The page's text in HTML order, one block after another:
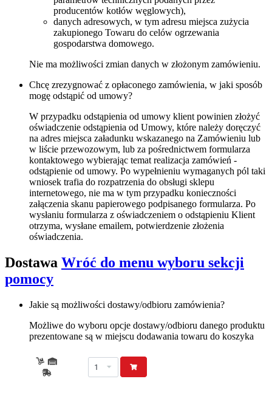
producentów kotłów węglowych),
danych adresowych, w tym adresu miejsca zużycia
zakupionego Towaru do celów ogrzewania
gospodarstwa domowego.
Nie ma możliwości zmian danych w złożonym zamówieniu.
Chcę zrezygnować z opłaconego zamówienia, w jaki sposób
mogę odstąpić od umowy?
W przypadku odstąpienia od umowy klient powinien złożyć
oświadczenie odstąpienia od Umowy, które należy doręczyć
na adres miejsca załadunku wskazanego na Zamówieniu lub
w liście przewozowym, lub za pośrednictwem formularza
kontaktowego wybierając temat realizacja zamówień -
odstąpienie od umowy. Po wypełnieniu wymaganych pól taki
wniosek trafia do rozpatrzenia do obsługi sklepu
internetowego, nie ma w tym przypadku konieczności
załączenia skanu papierowego podpisanego formularza. Po
wysłaniu formularza z oświadczeniem o odstąpieniu Klient
otrzyma, wysłane emailem, potwierdzenie złożenia
oświadczenia.
Dostawa Wróć do menu wyboru sekcji
pomocy
Jakie są możliwości dostawy/odbioru zamówienia?
Możliwe do wyboru opcje dostawy/odbioru danego produktu
prezentowane są w miejscu dodawania towaru do koszyka